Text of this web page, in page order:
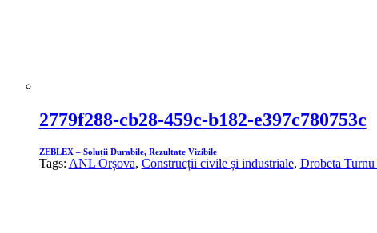
2779f288-cb28-459c-b182-e397c780753c
ZEBLEX – Soluții Durabile, Rezultate Vizibile
Tags: ANL Orșova, Construcții civile și industriale, Drobeta Turnu